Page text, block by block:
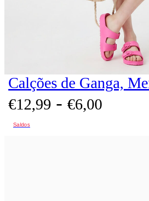
Calções de Ganga,
€12,99 - €6,00
Saldos